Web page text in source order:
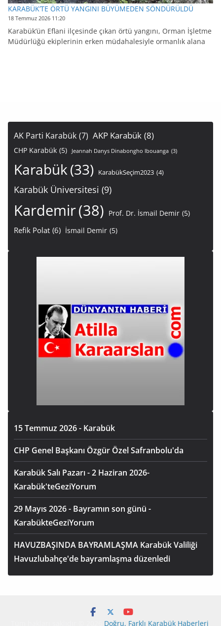
KARABÜK’TE ÖRTÜ YANGINI BÜYÜMEDEN SÖNDÜRÜLDÜ
18 Temmuz 2026 11:20
Karabük’ün Eflani ilçesinde çıkan örtü yangını, Orman İşletme
Müdürlüğü ekiplerinin erken müdahalesiyle ormanlık alana
AK Parti Karabük (7) AKP Karabük (8)
CHP Karabük (5) Jeannah Danys Dinabongho Ibouanga (3)
Karabük(33) KarabükSeçim2023 (4)
Karabük Üniversitesi (9)
Kardemir(38) Prof. Dr. İsmail Demir (5)
Refik Polat (6) İsmail Demir (5)
15 Temmuz 2026 - Karabük
CHP Genel Başkanı Özgür Özel Safranbolu'da
Karabük Salı Pazarı - 2 Haziran 2026-
Karabük'teGeziYorum
29 Mayıs 2026 - Bayramın son günü -
KarabükteGeziYorum
HAVUZBAŞINDA BAYRAMLAŞMA Karabük Valiliği
Havuzlubahçe'de bayramlaşma düzenledi
Doğru, Farklı Karabük Haberleri